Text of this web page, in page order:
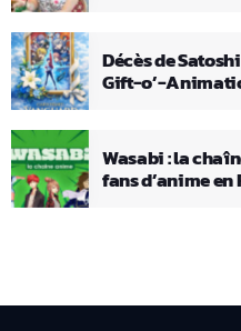
Décès de
Gift-o’-
Wasabi : la
fans d’anime en